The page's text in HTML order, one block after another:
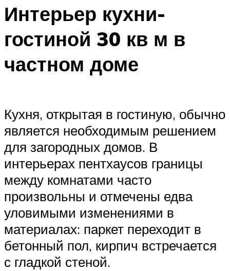
Интерьер кухни-
гостиной 30 кв м в
частном доме
Кухня, открытая в гостиную, обычно
является необходимым решением
для загородных домов. В
интерьерах пентхаусов границы
между комнатами часто
произвольны и отмечены едва
уловимыми изменениями в
материалах: паркет переходит в
бетонный пол, кирпич встречается
с гладкой стеной.